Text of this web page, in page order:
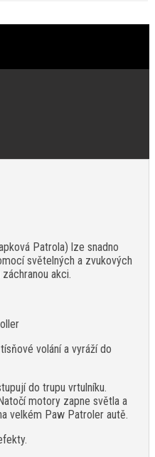
Patrola) lze snadno
světelných a zvukových
akci.
volání a vyráží do
do trupu vrtulníku.
motory zapne světla a
velkém Paw Patroler autě.